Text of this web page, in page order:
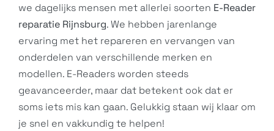
we dagelijks mensen met allerlei soorten E-Reader
reparatie Rijnsburg. We hebben jarenlange
ervaring met het repareren en vervangen van
onderdelen van verschillende merken en
modellen. E-Readers worden steeds
geavanceerder, maar dat betekent ook dat er
soms iets mis kan gaan. Gelukkig staan wij klaar om
je snel en vakkundig te helpen!